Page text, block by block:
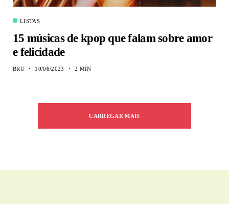
LISTAS
15 músicas de kpop que falam sobre amor
e felicidade
BRU 10/06/2023 2 MIN
CARREGAR MAIS